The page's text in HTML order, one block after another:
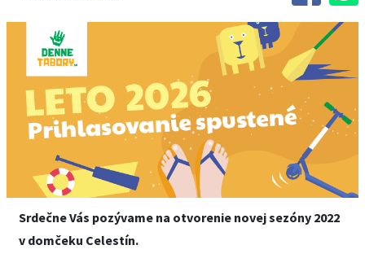
Srdečne Vás pozývame na otvorenie novej sezóny 2022
v domčeku Celestín.